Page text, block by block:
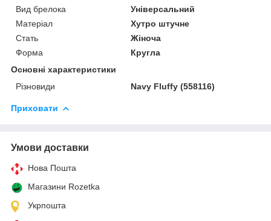
Вид брелока
Універсальний
Матеріал
Хутро штучне
Стать
Жіноча
Форма
Кругла
Основні характеристики
Різновиди
Navy Fluffy (558116)
Приховати
Умови доставки
Нова Пошта
Магазини Rozetka
Укрпошта